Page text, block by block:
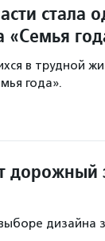
стала
«Семья
в трудной
года».
дорожный
дизайна